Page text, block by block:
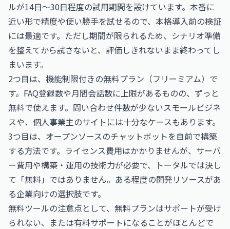
ルが14日〜30日程度の試用期間を設けています。本番に
近い形で精度や使い勝手を試せるので、本格導入前の検証
には最適です。ただし期間が限られるため、シナリオ準備
を整えてから試さないと、評価しきれないまま終わってし
まいます。
2つ目は、機能制限付きの無料プラン（フリーミアム）で
す。FAQ登録数や月間会話数に上限があるものの、ずっと
無料で使えます。問い合わせ件数が少ないスモールビジネ
スや、個人事業主のサイトには十分なケースもあります。
3つ目は、オープンソースのチャットボットを自前で構築
する方法です。ライセンス費用はかかりませんが、サーバ
ー費用や構築・運用の技術力が必要で、トータルでは決し
て「無料」ではありません。ある程度の開発リソースがあ
る企業向けの選択肢です。
無料ツールの注意点として、無料プランはサポートが受け
られない、または有料サポートになることがほとんどで